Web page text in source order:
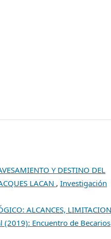
Y DESTINO DEL
LACAN ,Investigación
ALCANCES,
(2019): Encuentro de Becarios